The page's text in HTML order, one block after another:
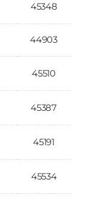
45348
44903
45510
45387
45191
45534